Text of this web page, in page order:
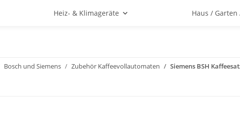
Heiz- & Klimageräte Haus / Garten
Bosch und Siemens Zubehör Kaffeevollautomaten Siemens BSH